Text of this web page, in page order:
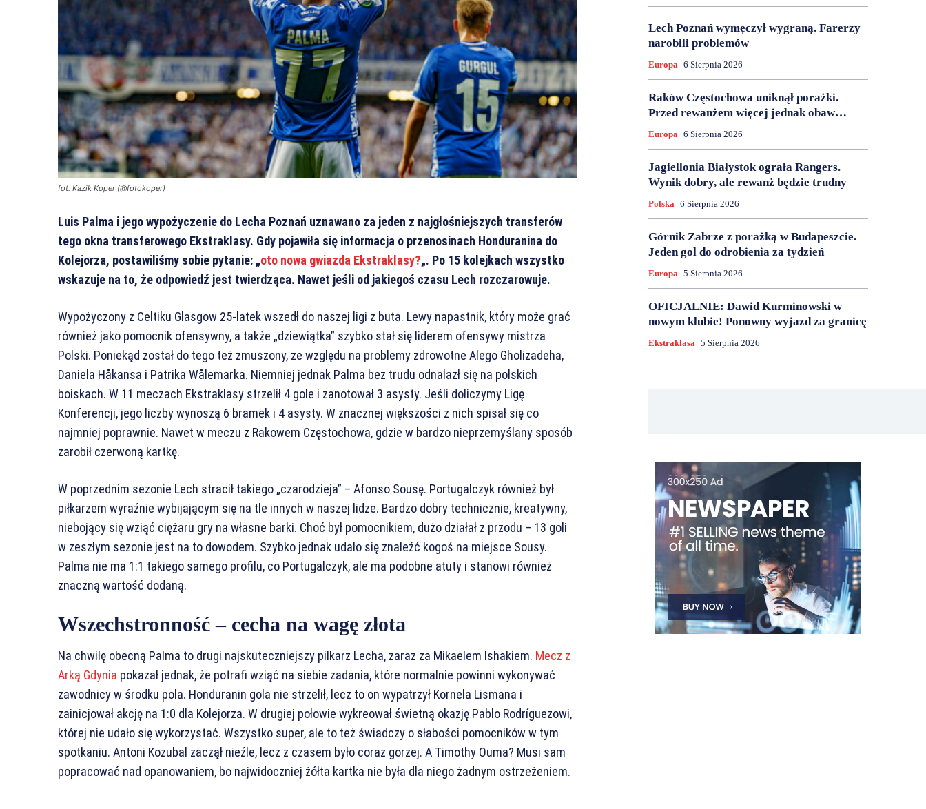
fot. Kazik Koper (@fotokoper)
Luis Palma i jego wypożyczenie do Lecha Poznań uznawano za jeden z najgłośniejszych transferów
tego okna transferowego Ekstraklasy. Gdy pojawiła się informacja o przenosinach Honduranina do
Kolejorza, postawiliśmy sobie pytanie: „oto nowa gwiazda Ekstraklasy?„. Po 15 kolejkach wszystko
wskazuje na to, że odpowiedź jest twierdząca. Nawet jeśli od jakiegoś czasu Lech rozczarowuje.
Wypożyczony z Celtiku Glasgow 25-latek wszedł do naszej ligi z buta. Lewy napastnik, który może grać
również jako pomocnik ofensywny, a także „dziewiątka” szybko stał się liderem ofensywy mistrza
Polski. Poniekąd został do tego też zmuszony, ze względu na problemy zdrowotne Alego Gholizadeha,
Daniela Håkansa i Patrika Wålemarka. Niemniej jednak Palma bez trudu odnalazł się na polskich
boiskach. W 11 meczach Ekstraklasy strzelił 4 gole i zanotował 3 asysty. Jeśli doliczymy Ligę
Konferencji, jego liczby wynoszą 6 bramek i 4 asysty. W znacznej większości z nich spisał się co
najmniej poprawnie. Nawet w meczu z Rakowem Częstochowa, gdzie w bardzo nieprzemyślany sposób
zarobił czerwoną kartkę.
W poprzednim sezonie Lech stracił takiego „czarodzieja” – Afonso Sousę. Portugalczyk również był
piłkarzem wyraźnie wybijającym się na tle innych w naszej lidze. Bardzo dobry technicznie, kreatywny,
niebojący się wziąć ciężaru gry na własne barki. Choć był pomocnikiem, dużo działał z przodu – 13 goli
w zeszłym sezonie jest na to dowodem. Szybko jednak udało się znaleźć kogoś na miejsce Sousy.
Palma nie ma 1:1 takiego samego profilu, co Portugalczyk, ale ma podobne atuty i stanowi również
znaczną wartość dodaną.
Wszechstronność – cecha na wagę złota
Na chwilę obecną Palma to drugi najskuteczniejszy piłkarz Lecha, zaraz za Mikaelem Ishakiem. Mecz z
Arką Gdynia pokazał jednak, że potrafi wziąć na siebie zadania, które normalnie powinni wykonywać
zawodnicy w środku pola. Honduranin gola nie strzelił, lecz to on wypatrzył Kornela Lismana i
zainicjował akcję na 1:0 dla Kolejorza. W drugiej połowie wykreował świetną okazję Pablo Rodríguezowi,
której nie udało się wykorzystać. Wszystko super, ale to też świadczy o słabości pomocników w tym
spotkaniu. Antoni Kozubal zaczął nieźle, lecz z czasem było coraz gorzej. A Timothy Ouma? Musi sam
popracować nad opanowaniem, bo najwidoczniej żółta kartka nie była dla niego żadnym ostrzeżeniem.
Lech Poznań wymęczył wygraną. Farerzy
narobili problemów
Europa 6 Sierpnia 2026
Raków Częstochowa uniknął porażki.
Przed rewanżem więcej jednak obaw…
Europa 6 Sierpnia 2026
Jagiellonia Białystok ograła Rangers.
Wynik dobry, ale rewanż będzie trudny
Polska 6 Sierpnia 2026
Górnik Zabrze z porażką w Budapeszcie.
Jeden gol do odrobienia za tydzień
Europa 5 Sierpnia 2026
OFICJALNIE: Dawid Kurminowski w
nowym klubie! Ponowny wyjazd za granicę
Ekstraklasa 5 Sierpnia 2026